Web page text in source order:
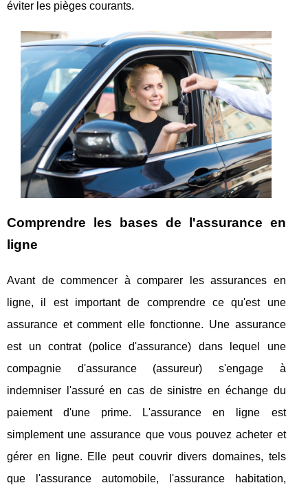
éviter les pièges courants.
Comprendre les bases de l'assurance en
ligne
Avant de commencer à comparer les assurances en
ligne, il est important de comprendre ce qu'est une
assurance et comment elle fonctionne. Une assurance
est un contrat (police d'assurance) dans lequel une
compagnie d'assurance (assureur) s'engage à
indemniser l'assuré en cas de sinistre en échange du
paiement d'une prime. L'assurance en ligne est
simplement une assurance que vous pouvez acheter et
gérer en ligne. Elle peut couvrir divers domaines, tels
que l'assurance automobile, l'assurance habitation,